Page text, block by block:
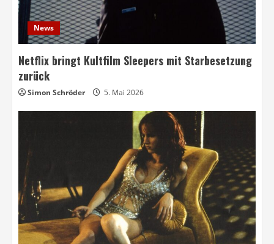
News
Netflix bringt Kultfilm Sleepers mit Starbesetzung
zurück
Simon Schröder 5. Mai 2026